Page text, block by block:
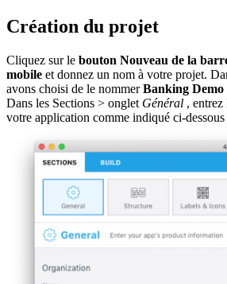
Création du projet
Cliquez sur le bouton Nouveau de la
mobile et donnez un nom à votre projet.
avons choisi de le nommerBanking Demo
Dans les Sections > onglet Général ,
votre application comme indiqué ci-dessous